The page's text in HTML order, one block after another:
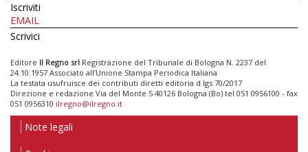
Iscriviti
EMAIL
Scrivici
Editore Il Regno srl Registrazione del Tribunale di Bologna N. 2237 del
24.10.1957 Associato all’Unione Stampa Periodica Italiana
La testata usufruisce dei contributi diretti editoria d.lgs 70/2017
Direzione e redazione Via del Monte 5 40126 Bologna (Bo) tel 051 0956100 - fax
051 0956310 ilregno@ilregno.it
Note legali